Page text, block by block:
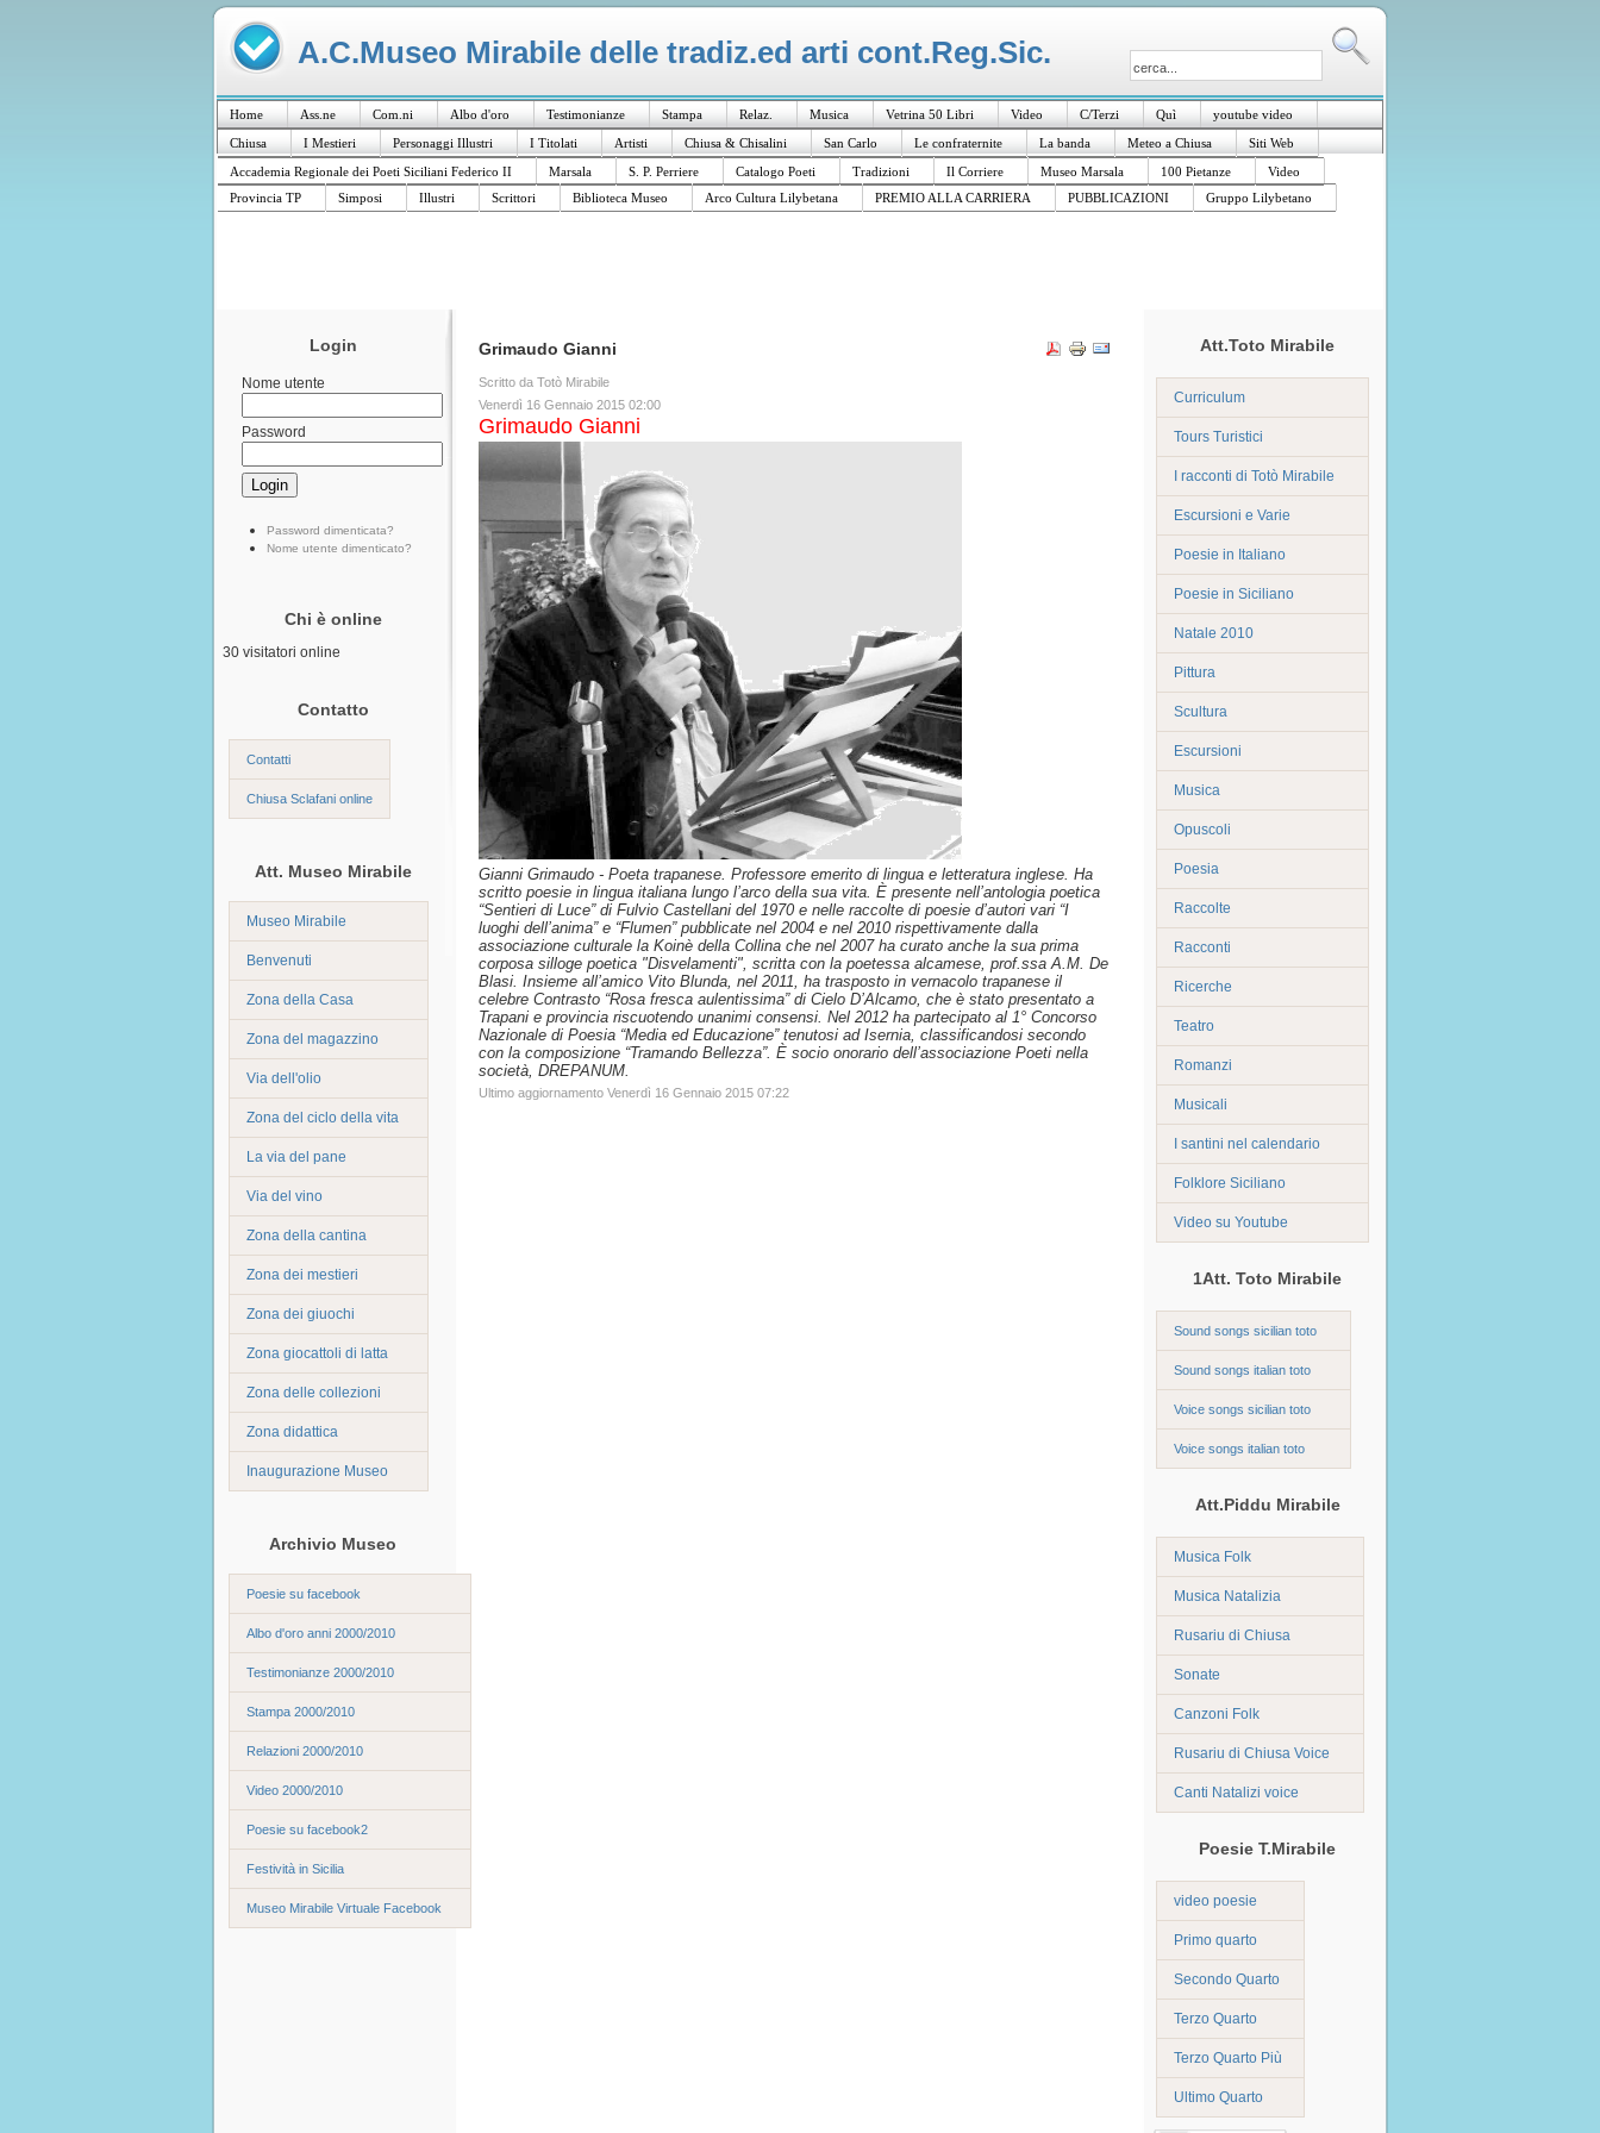
A.C.Museo Mirabile delle tradiz.ed arti cont.Reg.Sic.
Home Ass.ne Com.ni Albo d'oro Testimonianze Stampa Relaz. Musica Vetrina 50 Libri Video C/Terzi Quì
youtube video
Chiusa
I Mestieri Personaggi Illustri I Titolati Artisti Chiusa & Chisalini San Carlo Le confraternite La banda Meteo a Chiusa
Siti Web
Accademia Regionale dei Poeti Siciliani Federico II
Marsala S. P. Perriere Catalogo Poeti Tradizioni Il Corriere Museo Marsala 100 Pietanze
Video
Provincia TP
Simposi Illustri Scrittori Biblioteca Museo Arco Cultura Lilybetana PREMIO ALLA CARRIERA PUBBLICAZIONI Gruppo Lilybetano
Login
Nome utente
Password
Password dimenticata?
Nome utente dimenticato?
Chi è online
30 visitatori online
Contatto
Contatti
Chiusa Sclafani online
Att. Museo Mirabile
Museo Mirabile
Benvenuti
Zona della Casa
Zona del magazzino
Via dell'olio
Zona del ciclo della vita
La via del pane
Via del vino
Zona della cantina
Zona dei mestieri
Zona dei giuochi
Zona giocattoli di latta
Zona delle collezioni
Zona didattica
Inaugurazione Museo
Archivio Museo
Poesie su facebook
Albo d'oro anni 2000/2010
Testimonianze 2000/2010
Stampa 2000/2010
Relazioni 2000/2010
Video 2000/2010
Poesie su facebook2
Festività in Sicilia
Museo Mirabile Virtuale Facebook
Grimaudo Gianni
Scritto da Totò Mirabile
Venerdì 16 Gennaio 2015 02:00
Grimaudo Gianni
Gianni Grimaudo - Poeta trapanese. Professore emerito di lingua e letteratura inglese. Ha
scritto poesie in lingua italiana lungo l’arco della sua vita. È presente nell’antologia poetica
“Sentieri di Luce” di Fulvio Castellani del 1970 e nelle raccolte di poesie d’autori vari “I
luoghi dell’anima” e “Flumen” pubblicate nel 2004 e nel 2010 rispettivamente dalla
associazione culturale la Koinè della Collina che nel 2007 ha curato anche la sua prima
corposa silloge poetica "Disvelamenti", scritta con la poetessa alcamese, prof.ssa A.M. De
Blasi. Insieme all’amico Vito Blunda, nel 2011, ha trasposto in vernacolo trapanese il
celebre Contrasto “Rosa fresca aulentissima” di Cielo D’Alcamo, che è stato presentato a
Trapani e provincia riscuotendo unanimi consensi. Nel 2012 ha partecipato al 1° Concorso
Nazionale di Poesia “Media ed Educazione” tenutosi ad Isernia, classificandosi secondo
con la composizione “Tramando Bellezza”. È socio onorario dell’associazione Poeti nella
società, DREPANUM.
Ultimo aggiornamento Venerdì 16 Gennaio 2015 07:22
Att.Toto Mirabile
Curriculum
Tours Turistici
I racconti di Totò Mirabile
Escursioni e Varie
Poesie in Italiano
Poesie in Siciliano
Natale 2010
Pittura
Scultura
Escursioni
Musica
Opuscoli
Poesia
Raccolte
Racconti
Ricerche
Teatro
Romanzi
Musicali
I santini nel calendario
Folklore Siciliano
Video su Youtube
1Att. Toto Mirabile
Sound songs sicilian toto
Sound songs italian toto
Voice songs sicilian toto
Voice songs italian toto
Att.Piddu Mirabile
Musica Folk
Musica Natalizia
Rusariu di Chiusa
Sonate
Canzoni Folk
Rusariu di Chiusa Voice
Canti Natalizi voice
Poesie T.Mirabile
video poesie
Primo quarto
Secondo Quarto
Terzo Quarto
Terzo Quarto Più
Ultimo Quarto